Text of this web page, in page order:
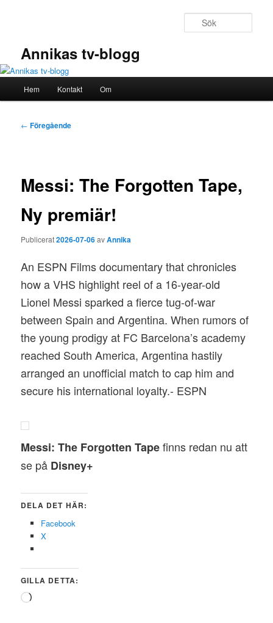
Annikas tv-blogg
Hem Kontakt Om
Inläggsnavigering
← Föregående
Messi: The Forgotten Tape,
Ny premiär!
Publicerat2026-07-06avAnnika
An ESPN Films documentary that chronicles
how a VHS highlight reel of a 16-year-old
Lionel Messi sparked a fierce tug-of-war
between Spain and Argentina. When rumors of
the young prodigy at FC Barcelona’s academy
reached South America, Argentina hastily
arranged an unofficial match to cap him and
secure his international loyalty.- ESPN
Messi: The Forgotten Tapefinns redan nu att
se på Disney+
DELA DET HÄR:
Facebook
X
GILLA DETTA:
Laddar